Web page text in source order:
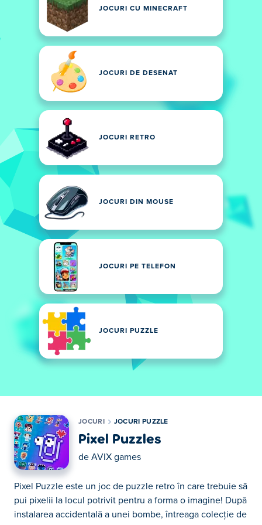
JOCURI CU MINECRAFT
JOCURI DE DESENAT
JOCURI RETRO
JOCURI DIN MOUSE
JOCURI PE TELEFON
JOCURI PUZZLE
JOCURI JOCURI PUZZLE
Pixel Puzzles
de AVIX games
Pixel Puzzle este un joc de puzzle retro în care trebuie să
pui pixelii la locul potrivit pentru a forma o imagine! După
instalarea accidentală a unei bombe, întreaga colecție de